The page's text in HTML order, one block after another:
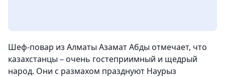
Шеф-повар из Алматы Азамат Абды отмечает, что
казахстанцы – очень гостеприимный и щедрый
народ. Они с размахом празднуют Наурыз